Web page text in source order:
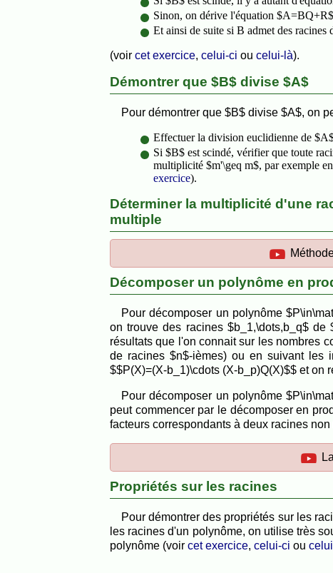
Sinon, on dérive l'équation
Et ainsi de suite si B admet des
(voir cet exercice, celui-ci ou celui-là).
Démontrer que $B$ divise $A$
Pour démontrer que $B$ divise $A$, on
Effectuer la division euclidienne de
Si $B$ est scindé, vérifier que toute
multiplicité $m'\geq m$, par exemple
exercice).
Déterminer la multiplicité d'une
multiple
Décomposer un polynôme en
Pour décomposer un polynôme
on trouve des racines $b_1,\dots,b_q$
résultats que l'on connait sur les nombres
de racines $n$-ièmes) ou en suivant les
$$P(X)=(X-b_1)\cdots (X-b_p)Q(X)$$ et on
Pour décomposer un polynôme
peut commencer par le décomposer en
facteurs correspondants à deux racines
Propriétés sur les racines
Pour démontrer des propriétés sur les
les racines d'un polynôme, on utilise très
polynôme (voir cet exercice, celui-ci ou